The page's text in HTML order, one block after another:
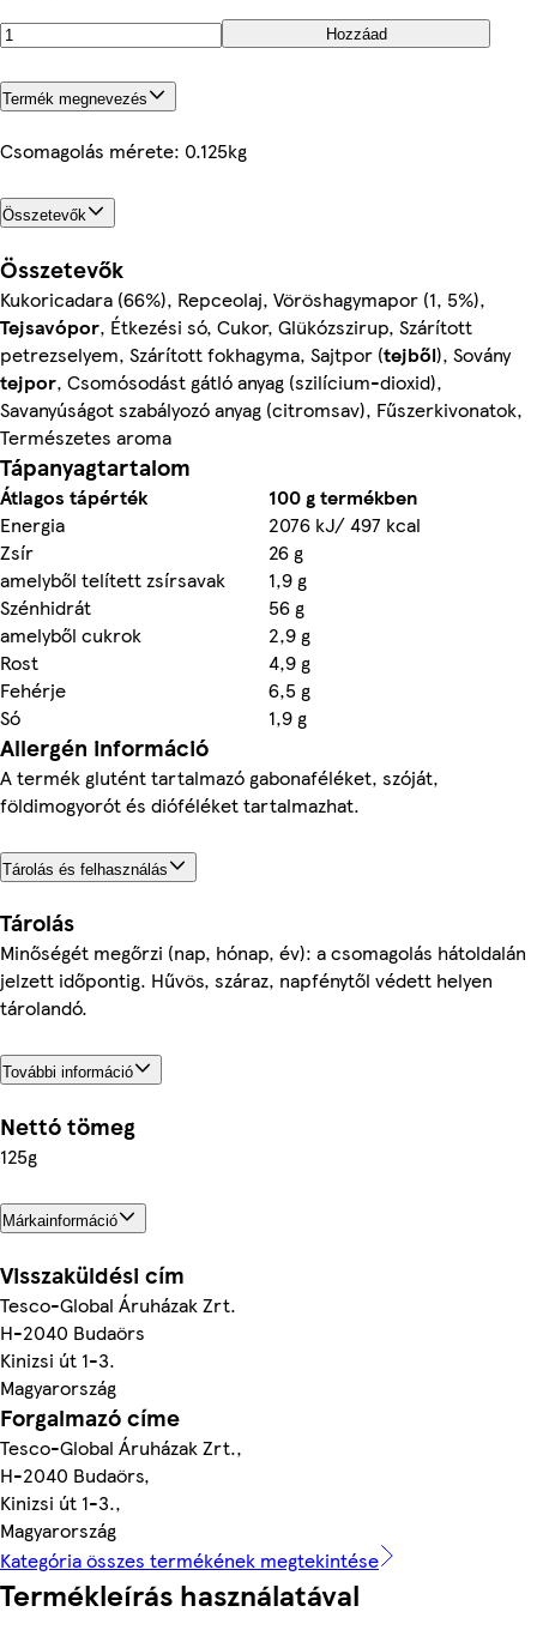
Hozzáad
Termék megnevezés
Csomagolás mérete: 0.125kg
Összetevők
Összetevők
Kukoricadara (66%), Repceolaj, Vöröshagymapor (1, 5%),
Tejsavópor, Étkezési só, Cukor, Glükózszirup, Szárított
petrezselyem, Szárított fokhagyma, Sajtpor (tejből), Sovány
tejpor, Csomósodást gátló anyag (szilícium-dioxid),
Savanyúságot szabályozó anyag (citromsav), Fűszerkivonatok,
Természetes aroma
Tápanyagtartalom
Átlagos tápérték
100 g termékben
Energia
2076 kJ/ 497 kcal
Zsír
26 g
amelyből telített zsírsavak
1,9 g
Szénhidrát
56 g
amelyből cukrok
2,9 g
Rost
4,9 g
Fehérje
6,5 g
Só
1,9 g
Allergén információ
A termék glutént tartalmazó gabonaféléket, szóját,
földimogyorót és dióféléket tartalmazhat.
Tárolás és felhasználás
Tárolás
Minőségét megőrzi (nap, hónap, év): a csomagolás hátoldalán
jelzett időpontig. Hűvös, száraz, napfénytől védett helyen
tárolandó.
További információ
Nettó tömeg
125g
Márkainformáció
Visszaküldési cím
Tesco-Global Áruházak Zrt.
H-2040 Budaörs
Kinizsi út 1-3.
Magyarország
Forgalmazó címe
Tesco-Global Áruházak Zrt.,
H-2040 Budaörs,
Kinizsi út 1-3.,
Magyarország
Kategória összes termékének megtekintése
Termékleírás használatával